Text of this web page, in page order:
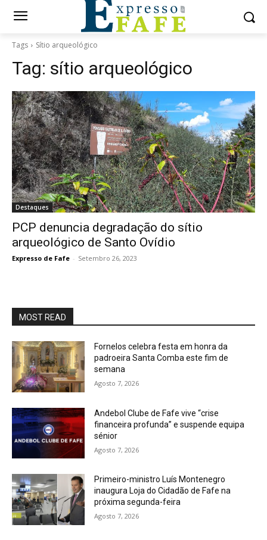
Tags Sítio arqueológico
Tag: sítio arqueológico
Destaques
PCP denuncia degradação do sítio
arqueológico de Santo Ovídio
Expresso de Fafe - Setembro 26, 2023
MOST READ
Fornelos celebra festa em honra da
padroeira Santa Comba este fim de
semana
Agosto 7, 2026
Andebol Clube de Fafe vive “crise
financeira profunda” e suspende equipa
sénior
Agosto 7, 2026
Primeiro-ministro Luís Montenegro
inaugura Loja do Cidadão de Fafe na
próxima segunda-feira
Agosto 7, 2026